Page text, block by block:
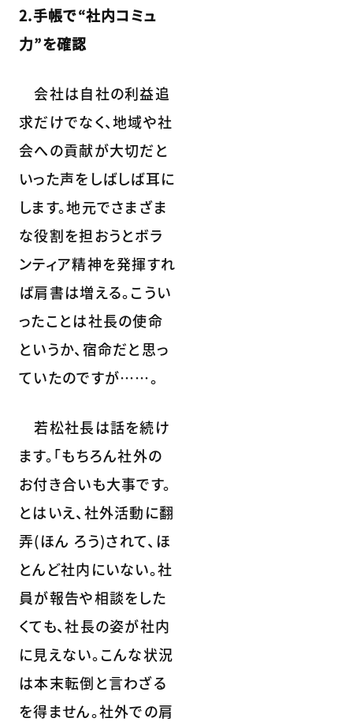
2.手帳で“社内コミュ
力”を確認
会社は自社の利益追
求だけでなく、地域や社
会への貢献が大切だと
いった声をしばしば耳に
します。地元でさまざま
な役割を担おうとボラ
ンティア精神を発揮すれ
ば肩書は増える。こうい
ったことは社長の使命
というか、宿命だと思っ
ていたのですが……。
若松社長は話を続け
ます。「もちろん社外の
お付き合いも大事です。
とはいえ、社外活動に翻
弄(ほん ろう)されて、ほ
とんど社内にいない。社
員が報告や相談をした
くても、社長の姿が社内
に見えない。こんな状況
は本末転倒と言わざる
を得ません。社外での肩